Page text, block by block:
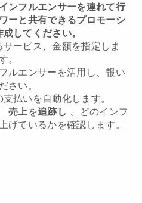
ンフルエンサーを連れて行
ーと共有できるプロモーシ
してください。
ービス、金額を指定しま
。
ルエンサーを活用し、報い
さい。
払いを自動化します。
売上を追跡し 、どのインフ
げているかを確認します。